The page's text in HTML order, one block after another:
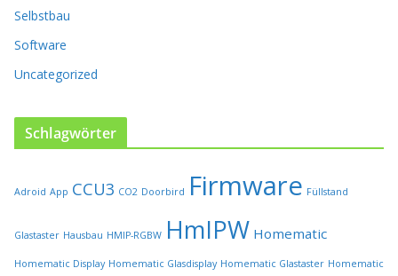
r
d
u
e
t
e
w
Selbstbau
Software
Uncategorized
Schlagwörter
Adroid App CCU3 CO2 Doorbird Firmware Füllstand
Glastaster Hausbau HMIP-RGBW HmIPW Homematic
Homematic Display Homematic Glasdisplay Homematic Glastaster Homematic